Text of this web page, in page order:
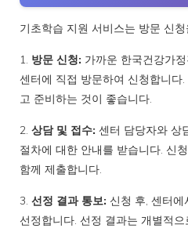
기초학습 지원 서비스는 방문 신
1. 방문 신청: 가까운 한국건강가
센터에 직접 방문하여 신청합니다
고 준비하는 것이 좋습니다.
2. 상담 및 접수: 센터 담당자와 상
절차에 대한 안내를 받습니다. 신
함께 제출합니다.
3. 선정 결과 통보: 신청 후, 센터
선정합니다. 선정 결과는 개별적